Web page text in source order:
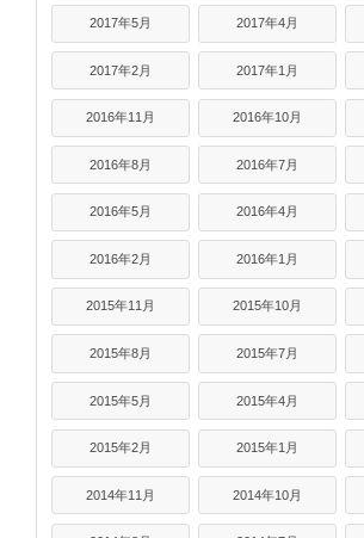
2017年5月 2017年4月
2017年2月 2017年1月
2016年11月 2016年10月
2016年8月 2016年7月
2016年5月 2016年4月
2016年2月 2016年1月
2015年11月 2015年10月
2015年8月 2015年7月
2015年5月 2015年4月
2015年2月 2015年1月
2014年11月 2014年10月